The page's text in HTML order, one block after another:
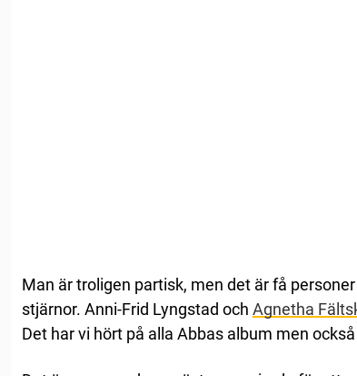
Man är troligen partisk, men det är få
stjärnor. Anni-Frid Lyngstad och Agnetha
Det har vi hört på alla Abbas album men